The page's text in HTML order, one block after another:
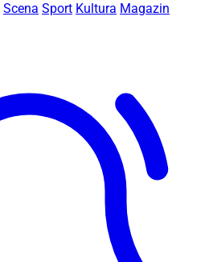
Scena Sport Kultura Magazin